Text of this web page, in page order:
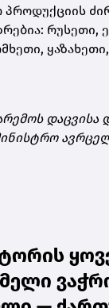
პროდუქციის
რუსეთი,
დაცვისა